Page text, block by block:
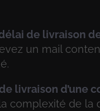
de livraison
un mail
livraison d’une
complexité de la